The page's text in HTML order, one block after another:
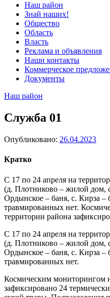
Наш район
Знай наших!
Общество
Область
Власть
Реклама и объявления
Наши контакты
Коммерческое
Документы
Наш район
Служба 01
Опубликовано: 26.04.2023
Кратко
С 17 по 24 апреля на
(д. Плотниково – жилой дом,
Ордынское – баня, с. Кирза
травмированных нет.
территории района
С 17 по 24 апреля на
(д. Плотниково – жилой дом,
Ордынское – баня, с. Кирза
травмированных нет.
Космическим мониторингом
зафиксировано 24